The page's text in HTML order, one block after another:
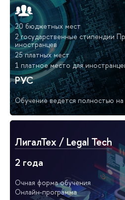
20 бюджетных мест
2 государственные стипендии
иностранцев
25 платных мест
1 платное место для
РУС
Обучение ведётся полностью на
ЛигалТех / Legal Tech
2 года
Очная форма обучения
Онлайн-программа